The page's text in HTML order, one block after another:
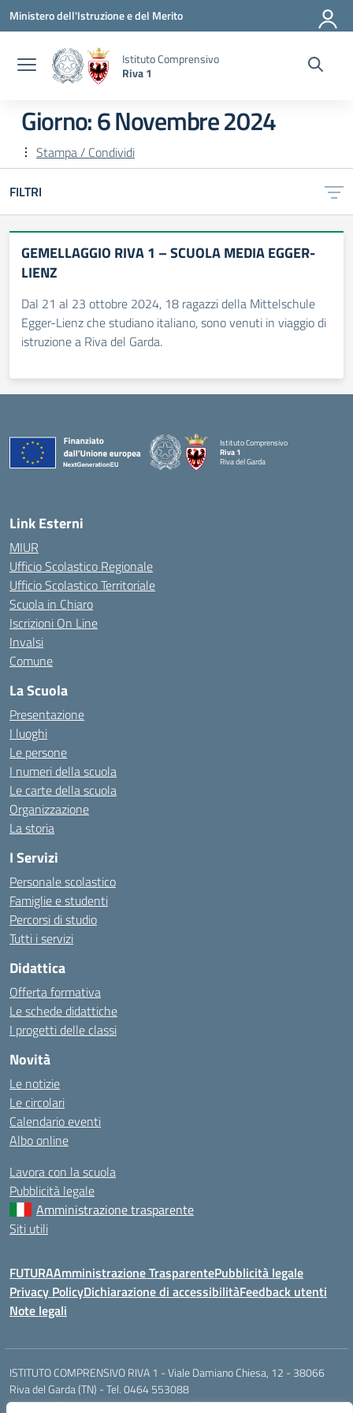
Vai ai contenuti
Vai al menu di navigazione
Vai al footer
Ministero dell'Istruzione e del Merito
Istituto Comprensivo
Riva 1
Giorno:6 Novembre 2024
Stampa / Condividi
FILTRI
GEMELLAGGIO RIVA 1 – SCUOLA MEDIA EGGER-
LIENZ
Dal 21 al 23 ottobre 2024, 18 ragazzi della Mittelschule
Egger-Lienz che studiano italiano, sono venuti in viaggio di
istruzione a Riva del Garda.
Istituto Comprensivo
Riva 1
Riva del Garda
Link Esterni
MIUR
Ufficio Scolastico Regionale
Ufficio Scolastico Territoriale
Scuola in Chiaro
Iscrizioni On Line
Invalsi
Comune
La Scuola
Presentazione
I luoghi
Le persone
I numeri della scuola
Le carte della scuola
Organizzazione
La storia
I Servizi
Personale scolastico
Famiglie e studenti
Percorsi di studio
Tutti i servizi
Didattica
Offerta formativa
Le schede didattiche
I progetti delle classi
Novità
Le notizie
Le circolari
Calendario eventi
Albo online
Lavora con la scuola
Pubblicità legale
Amministrazione trasparente
Siti utili
FUTURAAmministrazione TrasparentePubblicità legale
Privacy PolicyDichiarazione di accessibilitàFeedback utenti
Note legali
ISTITUTO COMPRENSIVO RIVA 1 - Viale Damiano Chiesa, 12 - 38066
Riva del Garda (TN) - Tel. 0464 553088
segr.riva1@scuole.provincia.tn.it / riva1@pec.provincia.tn.it